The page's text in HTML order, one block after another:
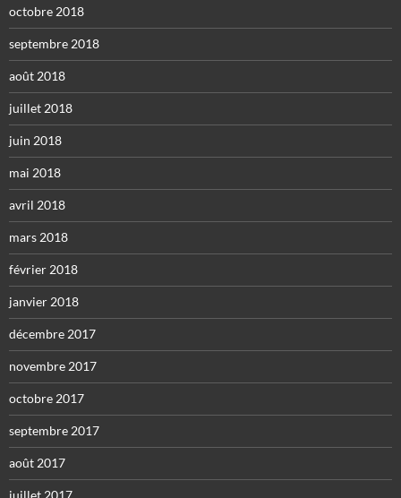
octobre 2018
septembre 2018
août 2018
juillet 2018
juin 2018
mai 2018
avril 2018
mars 2018
février 2018
janvier 2018
décembre 2017
novembre 2017
octobre 2017
septembre 2017
août 2017